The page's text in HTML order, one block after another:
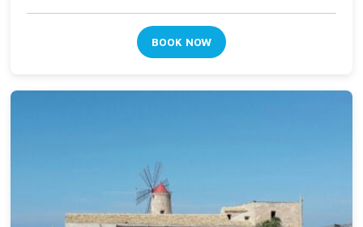
BOOK NOW